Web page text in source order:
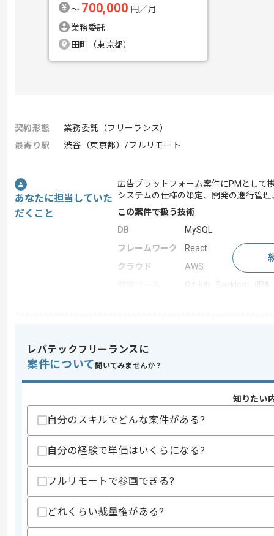
〜 700,000 円／月
業務委託
田町（東京都）
契約形態
業務委託（フリーランス）
最寄り駅
渋谷（東京都）/フルリモート
あなたに担当していた
だくこと
広告プラットフォーム案件にPMとして
システムの仕様の策定、開発の進行管
この案件で扱う技術
DB
MySQL
フレームワーク
React
クラウド
AWS
GitHub , Backlog , JIRA
スキル
求めるスキル
・PM経験1年以上
・フロントエンドもしくはバックエン
スキルに不安がある方へ
上記に似た経験やスキルをお持ちであれば申
精算・お支払い
精算条件
精算基準時間
支払いサイト
15日
レバテックフリーランスに
案件について 聞いてみませんか？
知りたい
自分のスキルでどんな案件がある?
自分の経験で単価はいくらになる?
フルリモートで参画できる?
どれくらい裁量権がある?